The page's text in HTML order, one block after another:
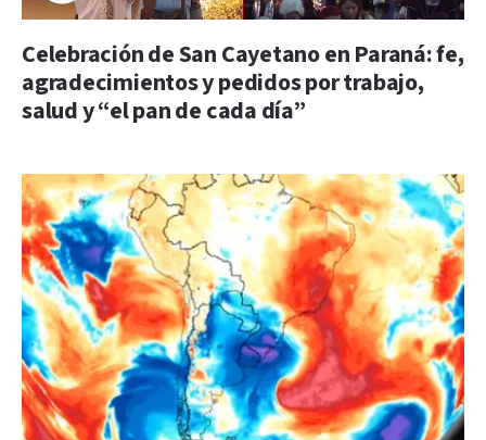
Celebración de San Cayetano en Paraná: fe,
agradecimientos y pedidos por trabajo,
salud y “el pan de cada día”